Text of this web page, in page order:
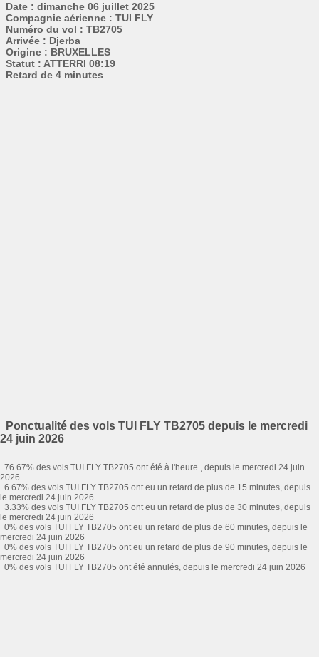
Date : dimanche 06 juillet 2025
Compagnie aérienne : TUI FLY
Numéro du vol : TB2705
Arrivée : Djerba
Origine : BRUXELLES
Statut : ATTERRI 08:19
Retard de 4 minutes
Ponctualité des vols TUI FLY TB2705 depuis le mercredi
24 juin 2026
76.67% des vols TUI FLY TB2705 ont été à l'heure , depuis le mercredi 24 juin
2026
6.67% des vols TUI FLY TB2705 ont eu un retard de plus de 15 minutes, depuis
le mercredi 24 juin 2026
3.33% des vols TUI FLY TB2705 ont eu un retard de plus de 30 minutes, depuis
le mercredi 24 juin 2026
0% des vols TUI FLY TB2705 ont eu un retard de plus de 60 minutes, depuis le
mercredi 24 juin 2026
0% des vols TUI FLY TB2705 ont eu un retard de plus de 90 minutes, depuis le
mercredi 24 juin 2026
0% des vols TUI FLY TB2705 ont été annulés, depuis le mercredi 24 juin 2026